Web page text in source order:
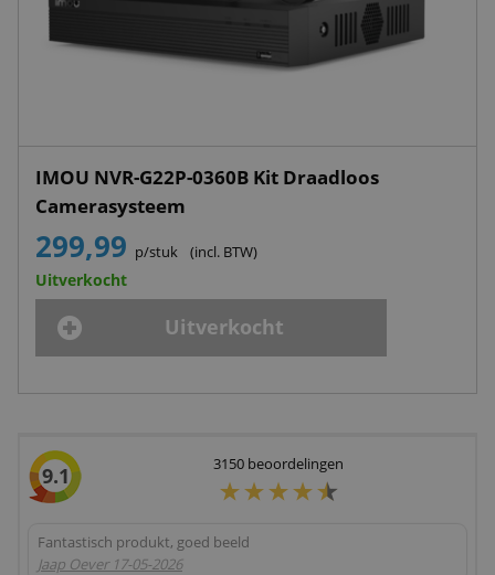
IMOU NVR-G22P-0360B Kit Draadloos
Camerasysteem
299,99 p/stuk (incl. BTW)
Uitverkocht
Uitverkocht
9.1 3150 beoordelingen
Fantastisch produkt, goed beeld
Jaap Oever 17-05-2026